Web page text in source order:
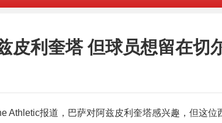
皮利奎塔 但球员想留在切
Athletic报道，巴萨对阿兹皮利奎塔感兴趣，但这位